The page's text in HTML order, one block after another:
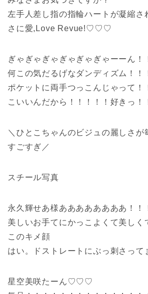
左手人差し指の指輪ハートが凝縮さ
さに愛,Love Revue!♡♡♡
ぎゃぎゃぎゃぎゃぎゃぎゃーーん！
何この気だるげなダンディズム！！
ポケットに両手つっこんじゃって！
こいいんだから！！！！！好きっ！
＼ひとこちゃんのビジュの麗しさが
すごすぎ／
スチール写真
永久輝せあ様ああああああああ！！
美しいお手てにかっこよくて美しく
このキメ顔
はい。ドストレートにぶっ刺さって
星空美咲たーん♡♡♡